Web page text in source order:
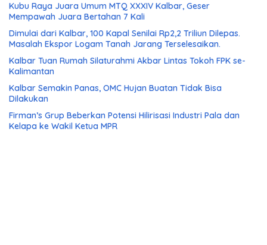
Kubu Raya Juara Umum MTQ XXXIV Kalbar, Geser
Mempawah Juara Bertahan 7 Kali
Dimulai dari Kalbar, 100 Kapal Senilai Rp2,2 Triliun Dilepas.
Masalah Ekspor Logam Tanah Jarang Terselesaikan.
Kalbar Tuan Rumah Silaturahmi Akbar Lintas Tokoh FPK se-
Kalimantan
Kalbar Semakin Panas, OMC Hujan Buatan Tidak Bisa
Dilakukan
Firman’s Grup Beberkan Potensi Hilirisasi Industri Pala dan
Kelapa ke Wakil Ketua MPR